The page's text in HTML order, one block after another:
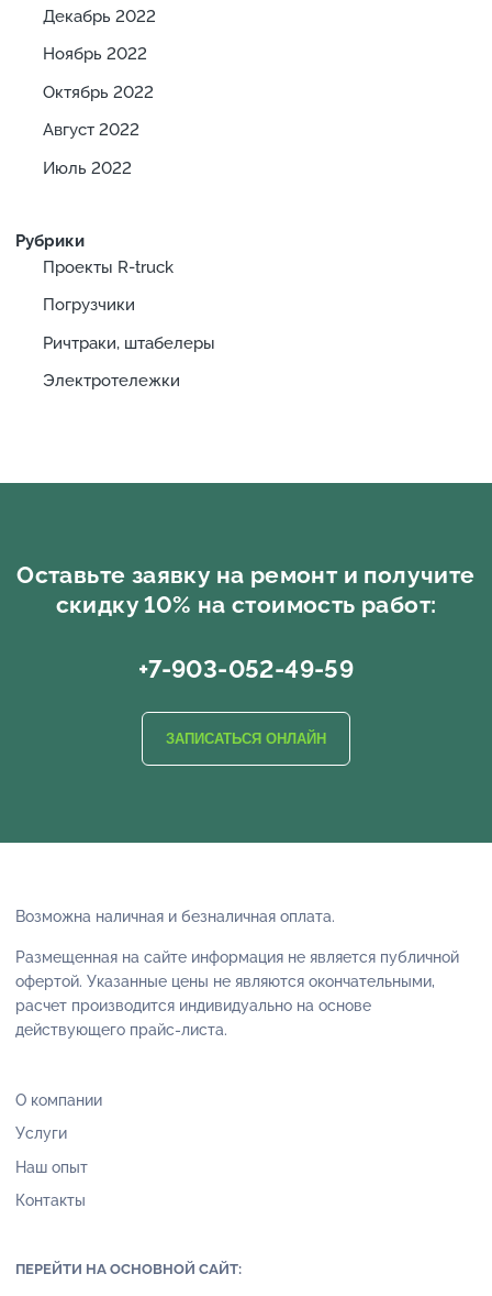
Декабрь 2022
Ноябрь 2022
Октябрь 2022
Август 2022
Июль 2022
Рубрики
Проекты R-truck
Погрузчики
Ричтраки, штабелеры
Электротележки
Оставьте заявку на ремонт и получите
скидку 10% на стоимость работ:
+7-903-052-49-59
ЗАПИСАТЬСЯ ОНЛАЙН
Возможна наличная и безналичная оплата.
Размещенная на сайте информация не является публичной
офертой. Указанные цены не являются окончательными,
расчет производится индивидуально на основе
действующего прайс-листа.
О компании
Услуги
Наш опыт
Контакты
ПЕРЕЙТИ НА ОСНОВНОЙ САЙТ: